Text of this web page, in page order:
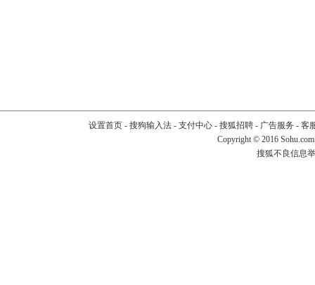
设置首页- 搜狗输入法- 支付中心- 搜狐招聘- 广告服务 - 客
Copyright © 2016
搜狐不良信息